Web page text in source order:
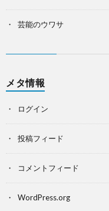
芸能のウワサ
メタ情報
ログイン
投稿フィード
コメントフィード
WordPress.org